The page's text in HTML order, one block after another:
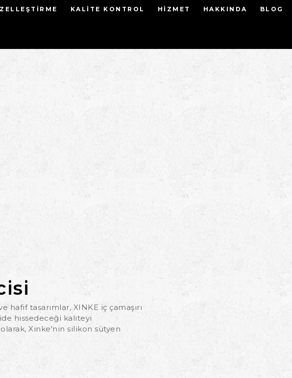
KALITE KONTROL HIZMET HAKKINDA BLOG
tasarımlar, XINKE iç çamaşırı
hissedeceği kaliteyi
Xinke'nin silikon sütyen